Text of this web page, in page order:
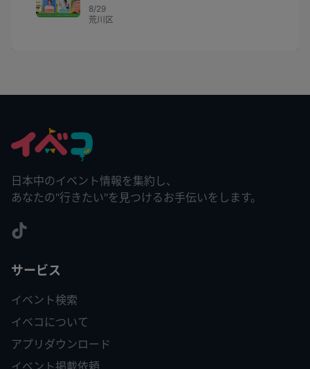
駅発）
8/29
荒川区
日本中のイベント情報を集約し、
あなたの"行きたい"を見つけるお手伝いをします。
サービス
イベント検索
イベコについて
アプリダウンロード
イベント掲載依頼